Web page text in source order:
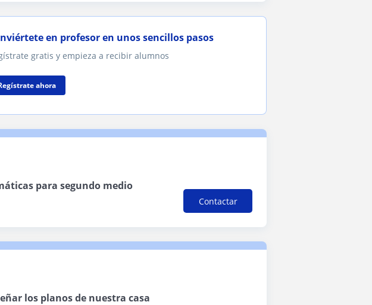
en profesor en unos sencillos pasos
gratis y empieza a recibir alumnos
ahora
para segundo medio
Contactar
los planos de nuestra casa